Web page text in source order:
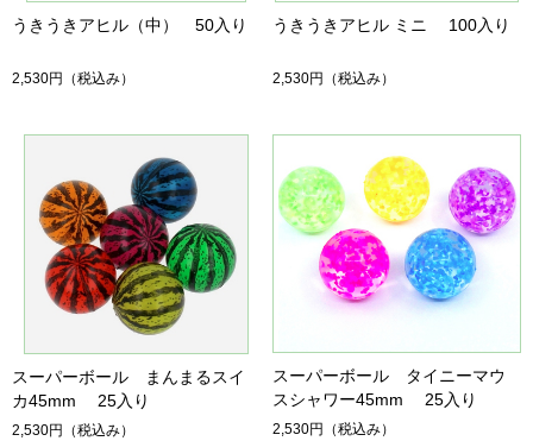
うきうきアヒル（中） 50入り
2,530円 （税込み）
うきうきアヒル ミニ 100入り
2,530円 （税込み）
スーパーボール まんまるスイ
カ45mm 25入り
2,530円 （税込み）
スーパーボール タイニーマウ
スシャワー45mm 25入り
2,530円 （税込み）